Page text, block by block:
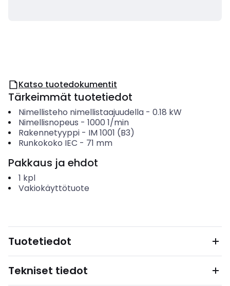
Katso tuotedokumentit
Tärkeimmät tuotetiedot
Nimellisteho nimellistaajuudella- 0.18 kW
Nimellisnopeus - 1000 1/min
Rakennetyyppi- IM 1001 (B3)
Runkokoko IEC - 71 mm
Pakkaus ja ehdot
1 kpl
Vakiokäyttötuote
Tuotetiedot
Tekniset tiedot